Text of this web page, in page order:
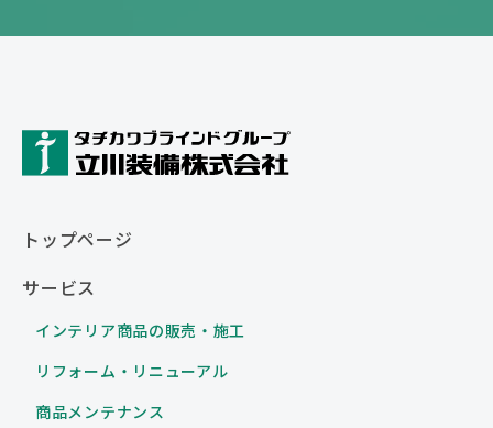
トップページ
サービス
インテリア商品の販売・施工
リフォーム・リニューアル
商品メンテナンス